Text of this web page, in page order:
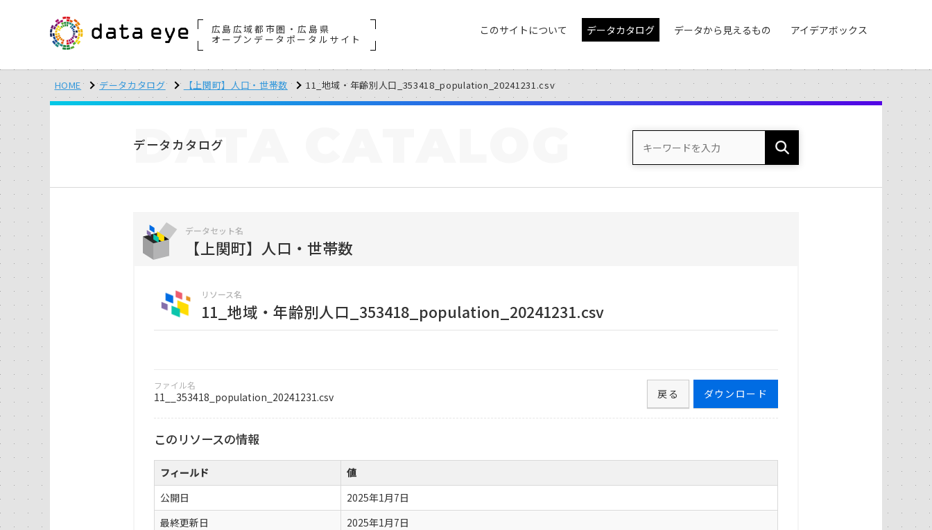
広島広域都市圏・広島県
オープンデータポータルサイト
このサイトについて データカタログ データから見えるもの アイデアボックス
HOME データカタログ 【上関町】人口・世帯数 11_地域・年齢別人口_353418_population_20241231.csv
データカタログ
DATA
データセット名
【上関町】人口・世帯数
リソース名
11_地域・年齢別人口_353418_population_20241231.csv
ファイル名
11__353418_population_20241231.csv ダウンロード
戻る
このリソースの情報
フィールド
値
公開日
2025年1月7日
最終更新日
2025年1月7日